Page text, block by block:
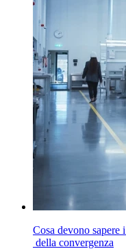
Cosa devono sapere
della convergenza